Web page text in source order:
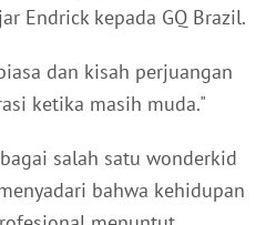
Endrick kepada GQ Brazil.
dan kisah perjuangan
ketika masih muda."
salah satu wonderkid
bahwa kehidupan